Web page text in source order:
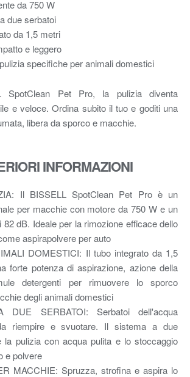
da 750 W
due serbatoi
da 1,5 metri
e leggero
specifiche per animali domestici
SpotClean Pet Pro, la pulizia diventa
e veloce. Ordina subito il tuo e goditi una
libera da sporco e macchie.
INFORMAZIONI
Il BISSELL SpotClean Pet Pro è un
per macchie con motore da 750 W e un
82 dB. Ideale per la rimozione efficace dello
aspirapolvere per auto
DOMESTICI: Il tubo integrato da 1,5
forte potenza di aspirazione, azione della
detergenti per rimuovere lo sporco
degli animali domestici
DUE SERBATOI: Serbatoi dell'acqua
riempire e svuotare. Il sistema a due
la pulizia con acqua pulita e lo stoccaggio
e polvere
MACCHIE: Spruzza, strofina e aspira lo